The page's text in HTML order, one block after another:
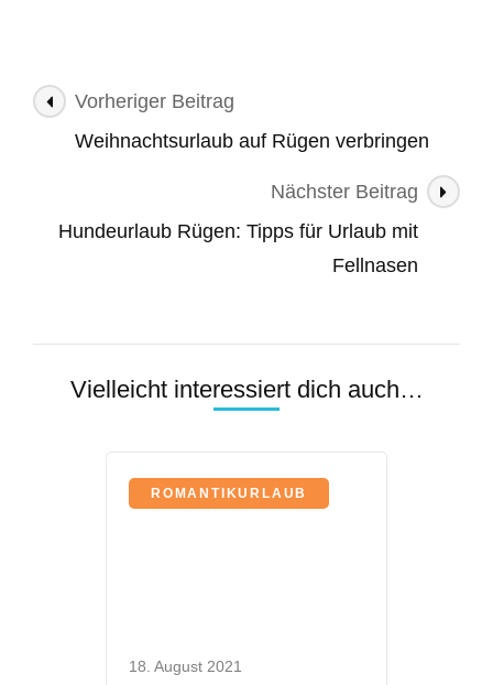
Beitragsnavigation
Vorheriger Beitrag
Weihnachtsurlaub auf Rügen verbringen
Nächster Beitrag
Hundeurlaub Rügen: Tipps für Urlaub mit
Fellnasen
Vielleicht interessiert dich auch…
ROMANTIKURLAUB
18. August 2021